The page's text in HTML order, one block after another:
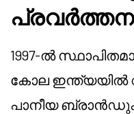
1997-ൽ
കോല ഇന്ത്യയിൽ
പാനീയ